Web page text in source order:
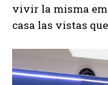
vivir la misma
casa las vistas